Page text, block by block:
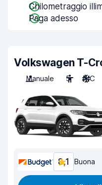
Chilometraggio
Paga adesso
Volkswagen T-
Manuale
5 A/C
8,1 Buona